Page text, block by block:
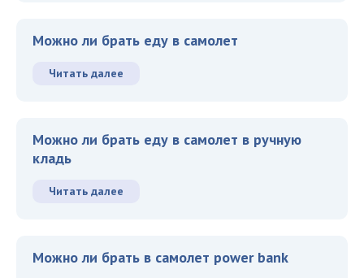
Можно ли брать еду в самолет
Читать далее
Можно ли брать еду в самолет в ручную
кладь
Читать далее
Можно ли брать в самолет power bank